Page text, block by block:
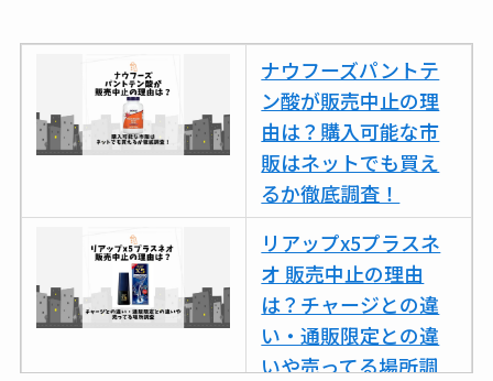
ナウフーズパントテ
ン酸が販売中止の理
由は？購入可能な市
販はネットでも買え
るか徹底調査！
リアップx5プラスネ
オ 販売中止の理由
は？チャージとの違
い・通販限定との違
いや売ってる場所調